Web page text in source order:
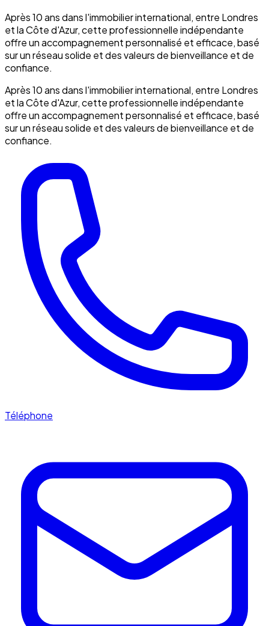
Après 10 ans dans l'immobilier international, entre Londres
et la Côte d'Azur, cette professionnelle indépendante
offre un accompagnement personnalisé et efficace, basé
sur un réseau solide et des valeurs de bienveillance et de
confiance.
Après 10 ans dans l'immobilier international, entre Londres
et la Côte d'Azur, cette professionnelle indépendante
offre un accompagnement personnalisé et efficace, basé
sur un réseau solide et des valeurs de bienveillance et de
confiance.
Téléphone